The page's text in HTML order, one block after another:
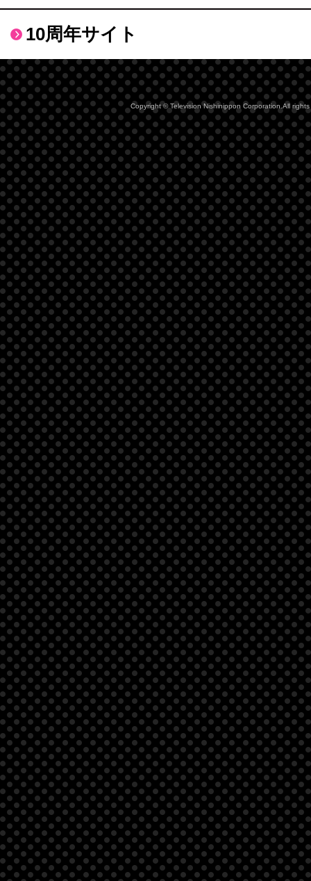
10周年サイト
Copyright © Television Nishinippon Corporation.All